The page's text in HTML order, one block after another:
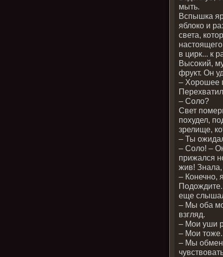
мыть.
Вспышка
яблоко и
света,
в цирк... к
Высокий,
фрукт. Он
– Хорошее
– Соло?
Свет
похудел,
зрелище,
– Ты
– Соло! –
прижался
жив! Знала,
– Конечно,
еще
– Мы оба
взгляд.
– Мои уши
– Мои тоже.
– Мы